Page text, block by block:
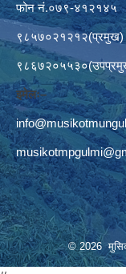
फोन नं.०७९-४१२१४५
९८५७०२१२१२(प्रमुख)
इमेलः–
© 2026